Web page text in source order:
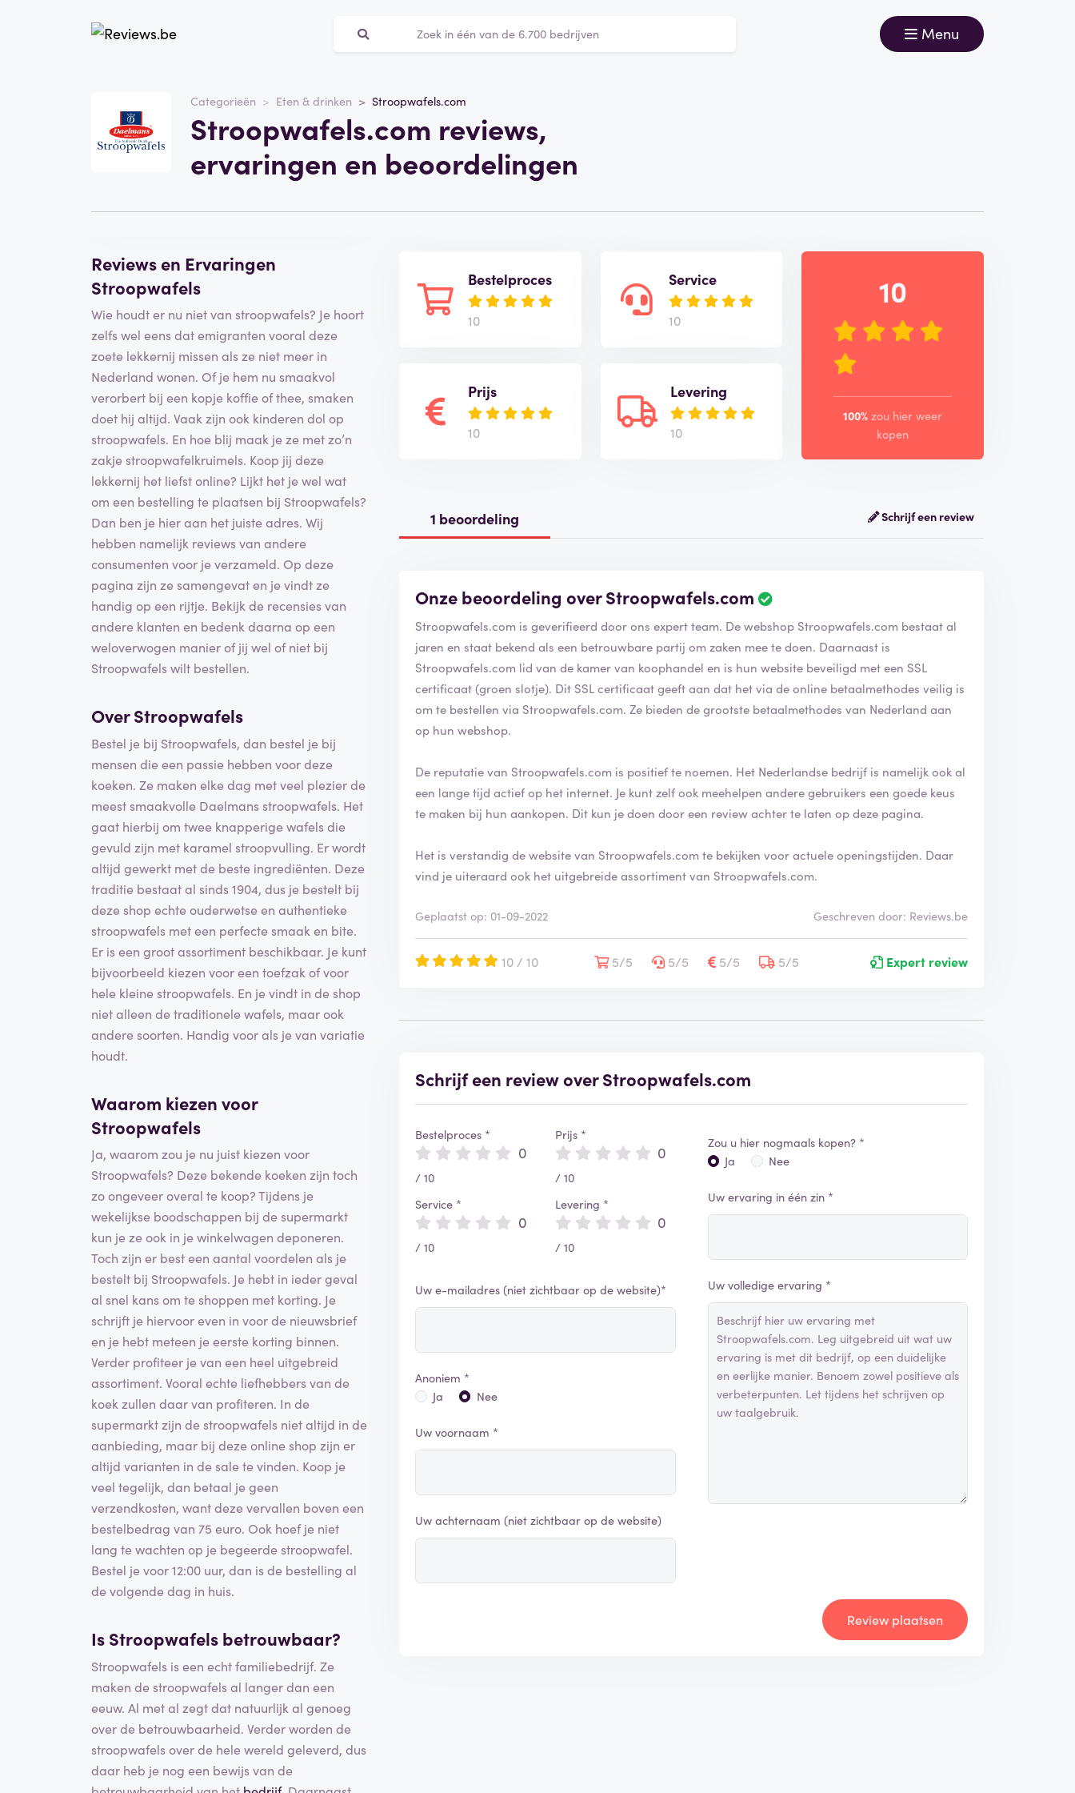
Menu
Categorieën Eten & drinken Stroopwafels.com
Stroopwafels.com reviews,
ervaringen en beoordelingen
Stroopwafels.com
Categorie
Eten & drinken
Schrijf een beoordeling
Reviews en Ervaringen
Stroopwafels
Wie houdt er nu niet van stroopwafels? Je hoort
zelfs wel eens dat emigranten vooral deze
zoete lekkernij missen als ze niet meer in
Nederland wonen. Of je hem nu smaakvol
verorbert bij een kopje koffie of thee, smaken
doet hij altijd. Vaak zijn ook kinderen dol op
stroopwafels. En hoe blij maak je ze met zo’n
zakje stroopwafelkruimels. Koop jij deze
lekkernij het liefst online? Lijkt het je wel wat
om een bestelling te plaatsen bij Stroopwafels?
Dan ben je hier aan het juiste adres. Wij
hebben namelijk reviews van andere
consumenten voor je verzameld. Op deze
pagina zijn ze samengevat en je vindt ze
handig op een rijtje. Bekijk de recensies van
andere klanten en bedenk daarna op een
weloverwogen manier of jij wel of niet bij
Stroopwafels wilt bestellen.
Over Stroopwafels
Bestel je bij Stroopwafels, dan bestel je bij
mensen die een passie hebben voor deze
koeken. Ze maken elke dag met veel plezier de
meest smaakvolle Daelmans stroopwafels. Het
gaat hierbij om twee knapperige wafels die
gevuld zijn met karamel stroopvulling. Er wordt
altijd gewerkt met de beste ingrediënten. Deze
traditie bestaat al sinds 1904, dus je bestelt bij
deze shop echte ouderwetse en authentieke
stroopwafels met een perfecte smaak en bite.
Er is een groot assortiment beschikbaar. Je kunt
bijvoorbeeld kiezen voor een toefzak of voor
hele kleine stroopwafels. En je vindt in de shop
niet alleen de traditionele wafels, maar ook
andere soorten. Handig voor als je van variatie
houdt.
Waarom kiezen voor
Stroopwafels
Ja, waarom zou je nu juist kiezen voor
Stroopwafels? Deze bekende koeken zijn toch
zo ongeveer overal te koop? Tijdens je
wekelijkse boodschappen bij de supermarkt
kun je ze ook in je winkelwagen deponeren.
Toch zijn er best een aantal voordelen als je
bestelt bij Stroopwafels. Je hebt in ieder geval
al snel kans om te shoppen met korting. Je
schrijft je hiervoor even in voor de nieuwsbrief
en je hebt meteen je eerste korting binnen.
Verder profiteer je van een heel uitgebreid
assortiment. Vooral echte liefhebbers van de
koek zullen daar van profiteren. In de
supermarkt zijn de stroopwafels niet altijd in de
aanbieding, maar bij deze online shop zijn er
altijd varianten in de sale te vinden. Koop je
veel tegelijk, dan betaal je geen
verzendkosten, want deze vervallen boven een
bestelbedrag van 75 euro. Ook hoef je niet
lang te wachten op je begeerde stroopwafel.
Bestel je voor 12:00 uur, dan is de bestelling al
de volgende dag in huis.
Is Stroopwafels betrouwbaar?
Stroopwafels is een echt familiebedrijf. Ze
maken de stroopwafels al langer dan een
eeuw. Al met al zegt dat natuurlijk al genoeg
over de betrouwbaarheid. Verder worden de
stroopwafels over de hele wereld geleverd, dus
daar heb je nog een bewijs van de
Bestelproces
10
Prijs
10
Service
10
Levering
10
10
100% zou hier weer
kopen
1 beoordeling Schrijf een review
Onze beoordeling over Stroopwafels.com
B
o
o
r
d
e
l
i
s
g
e
r
e
Stroopwafels.com is geverifieerd door ons expert team. De webshop Stroopwafels.com bestaat al
jaren en staat bekend als een betrouwbare partij om zaken mee te doen. Daarnaast is
Stroopwafels.com lid van de kamer van koophandel en is hun website beveiligd met een SSL
certificaat (groen slotje). Dit SSL certificaat geeft aan dat het via de online betaalmethodes veilig is
om te bestellen via Stroopwafels.com. Ze bieden de grootste betaalmethodes van Nederland aan
op hun webshop.
De reputatie van Stroopwafels.com is positief te noemen. Het Nederlandse bedrijf is namelijk ook al
een lange tijd actief op het internet. Je kunt zelf ook meehelpen andere gebruikers een goede keus
te maken bij hun aankopen. Dit kun je doen door een review achter te laten op deze pagina.
Het is verstandig de website van Stroopwafels.com te bekijken voor actuele openingstijden. Daar
vind je uiteraard ook het uitgebreide assortiment van Stroopwafels.com.
Geplaatst op: 01-09-2022 Geschreven door: Reviews.be
10 / 10 5/5 5/5 5/5 5/5 Expert review
Schrijf een review over Stroopwafels.com
Bestelproces *
0
/ 10
Service *
0
/ 10
Prijs *
0
/ 10
Levering *
0
/ 10
Uw e-mailadres (niet zichtbaar op de website)*
Anoniem *
Ja
Nee
Uw voornaam *
Uw achternaam (niet zichtbaar op de website)
Zou u hier nogmaals kopen? *
Ja
Nee
Uw ervaring in één zin *
Uw volledige ervaring *
Review plaatsen